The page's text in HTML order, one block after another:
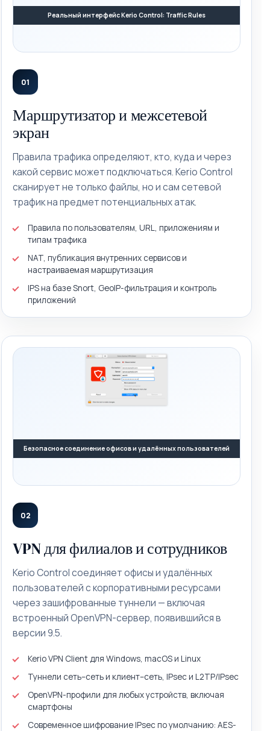
Реальный интерфейс Kerio Control: Traffic Rules
01
Маршрутизатор и межсетевой
экран
Правила трафика определяют, кто, куда и через
какой сервис может подключаться. Kerio Control
сканирует не только файлы, но и сам сетевой
трафик на предмет потенциальных атак.
Правила по пользователям, URL, приложениям и
типам трафика
NAT, публикация внутренних сервисов и
настраиваемая маршрутизация
IPS на базе Snort, GeoIP-фильтрация и контроль
приложений
Безопасное соединение офисов и удалённых пользователей
02
VPN для филиалов и сотрудников
Kerio Control соединяет офисы и удалённых
пользователей с корпоративными ресурсами
через зашифрованные туннели — включая
встроенный OpenVPN-сервер, появившийся в
версии 9.5.
Kerio VPN Client для Windows, macOS и Linux
Туннели сеть–сеть и клиент–сеть, IPsec и L2TP/IPsec
OpenVPN-профили для любых устройств, включая
смартфоны
Современное шифрование IPsec по умолчанию: AES-